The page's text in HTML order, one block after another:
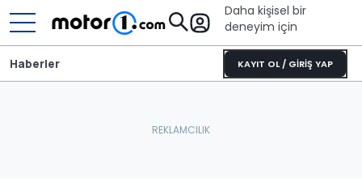
Daha kişisel bir
deneyim için
KAYIT OL / GİRİŞ YAP
Haberler